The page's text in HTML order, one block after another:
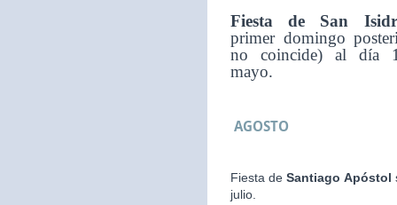
Fiesta de San
primer domingo
no coincide) al día
mayo.
AGOSTO
Fiesta deSantiago Apóstol
julio.